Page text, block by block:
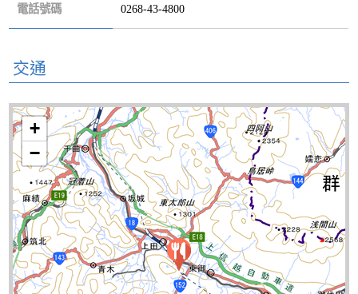
電話號碼 0268-43-4800
交通
+
−